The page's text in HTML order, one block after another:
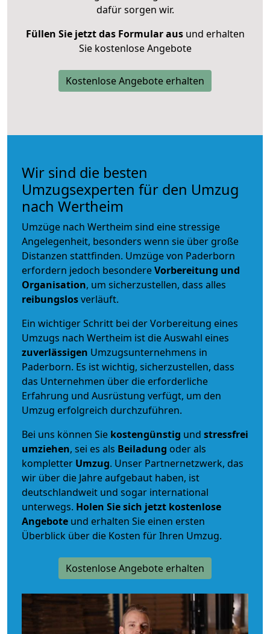
dafür sorgen wir.
Füllen Sie jetzt das Formular ausund erhalten
Sie kostenlose Angebote
Kostenlose Angebote erhalten
Wir sind die besten
Umzugsexperten für den Umzug
nach Wertheim
Umzüge nach Wertheim sind eine stressige
Angelegenheit, besonders wenn sie über große
Distanzen stattfinden. Umzüge von Paderborn
erfordern jedoch besondereVorbereitung und
Organisation, um sicherzustellen, dass alles
reibungslosverläuft.
Ein wichtiger Schritt bei der Vorbereitung eines
Umzugs nach Wertheim ist die Auswahl eines
zuverlässigen Umzugsunternehmens in
Paderborn. Es ist wichtig, sicherzustellen, dass
das Unternehmen über die erforderliche
Erfahrung und Ausrüstung verfügt, um den
Umzug erfolgreich durchzuführen.
Bei uns können Sie kostengünstig und stressfrei
umziehen, sei es als Beiladung oder als
kompletter Umzug. Unser Partnernetzwerk, das
wir über die Jahre aufgebaut haben, ist
deutschlandweit und sogar international
unterwegs. Holen Sie sich jetzt kostenlose
Angebote und erhalten Sie einen ersten
Überblick über die Kosten für Ihren Umzug.
Kostenlose Angebote erhalten